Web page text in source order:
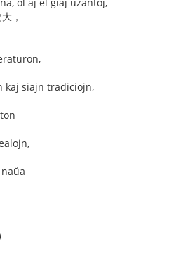
，
kaj siajn tradiciojn,